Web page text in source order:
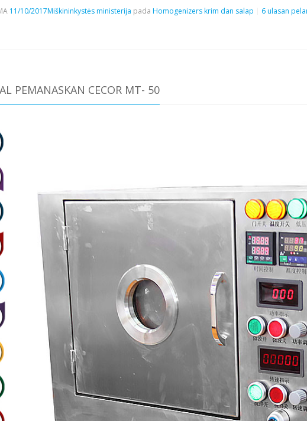
11/10/2017Miškininkystės ministerija pada Homogenizers krim dan salap 6 ulasan
PEMANASKAN CECOR MT- 50